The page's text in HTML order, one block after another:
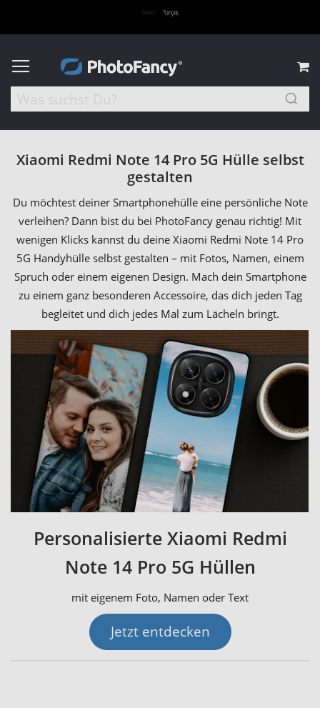
Xiaomi Redmi Note 14 Pro 5G Hülle selbst
gestalten
Du möchtest deiner Smartphonehülle eine persönliche Note
verleihen? Dann bist du bei PhotoFancy genau richtig! Mit
wenigen Klicks kannst du deine Xiaomi Redmi Note 14 Pro
5G Handyhülle selbst gestalten – mit Fotos, Namen, einem
Spruch oder einem eigenen Design. Mach dein Smartphone
zu einem ganz besonderen Accessoire, das dich jeden Tag
begleitet und dich jedes Mal zum Lächeln bringt.
Personalisierte Xiaomi Redmi
Note 14 Pro 5G Hüllen
mit eigenem Foto, Namen oder Text
Jetzt entdecken